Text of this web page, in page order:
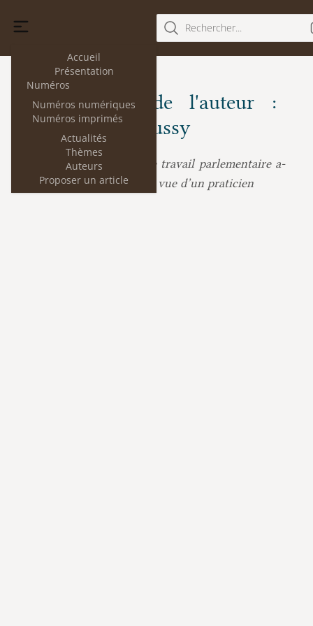
Accueil
Présentation
Numéros
Numéros numériques
Numéros imprimés
Actualités
Thèmes
Auteurs
Proposer un article
Rechercher...
Les articles de l'auteur :
Damien Chamussy
Damien Chamussy :
Le travail parlementaire a-
t-il changé ? Le point de vue d’un praticien